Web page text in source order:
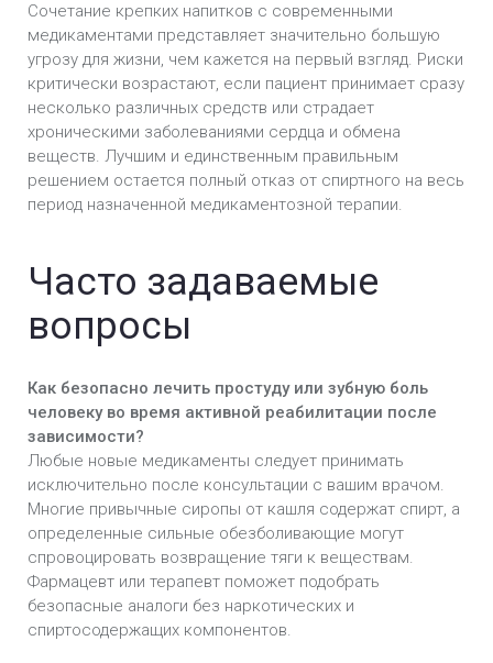
Сочетание крепких напитков с современными
медикаментами представляет значительно большую
угрозу для жизни, чем кажется на первый взгляд. Риски
критически возрастают, если пациент принимает сразу
несколько различных средств или страдает
хроническими заболеваниями сердца и обмена
веществ. Лучшим и единственным правильным
решением остается полный отказ от спиртного на весь
период назначенной медикаментозной терапии.
Часто задаваемые
вопросы
Как безопасно лечить простуду или зубную боль
человеку во время активной реабилитации после
зависимости?
Любые новые медикаменты следует принимать
исключительно после консультации с вашим врачом.
Многие привычные сиропы от кашля содержат спирт, а
определенные сильные обезболивающие могут
спровоцировать возвращение тяги к веществам.
Фармацевт или терапевт поможет подобрать
безопасные аналоги без наркотических и
спиртосодержащих компонентов.